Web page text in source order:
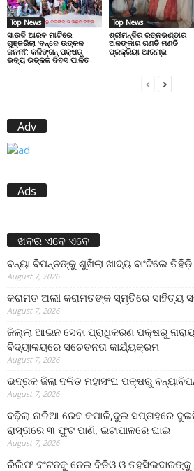
Top News
ସାଉଦି ଆରବ ମାଟିରେ
ଗୁଞ୍ଜରିଲା ‘ବନ୍ଦେ ଉତ୍କଳ
ଜନନୀ’: କଳିଙ୍ଗନ୍ ପକ୍ଷରୁ
ଭବ୍ୟ ଉତ୍କଳ ଦିବସ ପାଳିତ
Top News
ଶ୍ରୀମନ୍ଦିର ରତ୍ନଭଣ୍ଡାର
ଅଳଙ୍କାର ଗଣତି ମଣତି
ପ୍ରକ୍ରିୟା ଆରମ୍ଭ
Adv
Ads
ଖବର ଏବେ ଏବେ
ବନ୍ୟା ବିପନ୍ନଙ୍କୁ ଶୁଖିଲା ଖାଦ୍ୟ ବାଂଟିଲେ
August 7, 2026
କରାମତ ଅଲୀ କରାମତଙ୍କ ସ୍ମୃତିରେ ସାହିତ୍ୟ
August 7, 2026
ଜିଲ୍ଲା ଆଇନ ସେବା ପ୍ରାଧିକରଣ ପକ୍ଷରୁ
ବିଦ୍ୟାଳୟରେ ସଚେତନତା କାର୍ଯ୍ୟକ୍ରମ
August 7, 2026
ଭଦ୍ରକ ଜିଲା ଦଳିତ ମହାସଂଘ ପକ୍ଷରୁ
August 7, 2026
ବଢ଼ିଲା ନାଳିଆ ରେବ କପାଳି,ଦୁଇ ସପ୍ତାହରେ
ରାସ୍ତାରେ ୩ ଫୁଟ ପାଣି, ଇଟାପାଳରେ ଘାଇ
August 7, 2026
ରିଲିଫ ବଂଟନକୁ ନେଇ ବିଡିଓ ଓ ତହସିଲଦାରଙ୍କୁ